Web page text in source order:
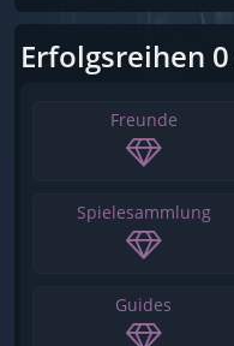
Erfolgsreihen
Freunde
Spielesammlung
Guides